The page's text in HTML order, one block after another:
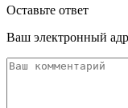
Оставьте ответ
Ваш электронный